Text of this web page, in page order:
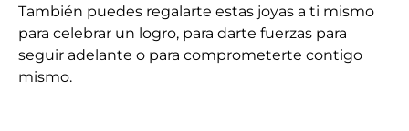
También puedes regalarte estas joyas a ti mismo
para celebrar un logro, para darte fuerzas para
seguir adelante o para comprometerte contigo
mismo.